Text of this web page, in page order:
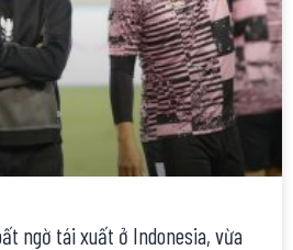
ngờ tái xuất ở Indonesia, vừa